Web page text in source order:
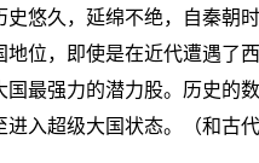
悠久，延绵不绝，自秦朝
位，即使是在近代遭遇了
最强力的潜力股。历史的
入超级大国状态。（和古